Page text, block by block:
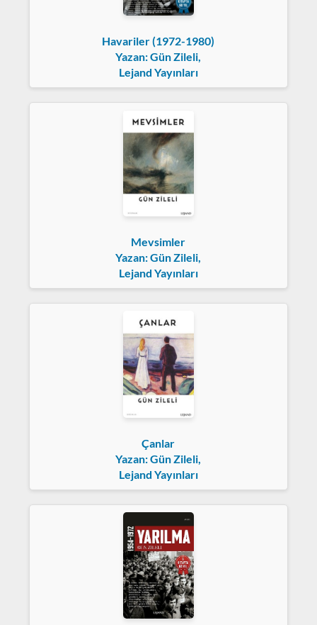
Havariler (1972-1980)
Yazan: Gün Zileli,
Lejand Yayınları
Mevsimler
Yazan: Gün Zileli,
Lejand Yayınları
Çanlar
Yazan: Gün Zileli,
Lejand Yayınları